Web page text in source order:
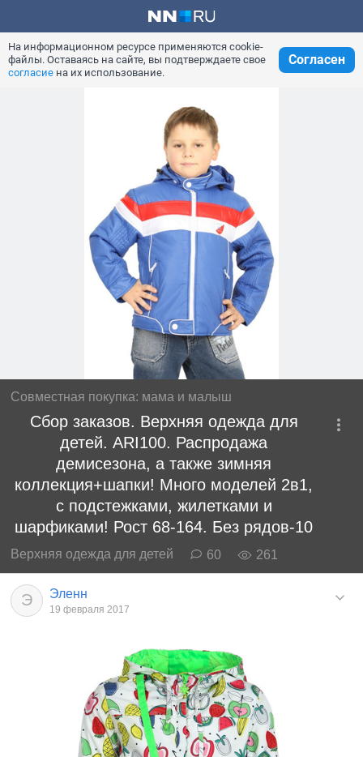
На информационном ресурсе применяются cookie-
файлы. Оставаясь на сайте, вы подтверждаете свое
согласие на их использование.
Согласен
Совместная покупка: мама и малыш
Сбор заказов. Верхняя одежда для
детей. ARI100. Распродажа
демисезона, а также зимняя
коллекция+шапки! Много моделей 2в1,
с подстежками, жилетками и
шарфиками! Рост 68-164. Без рядов-10
Верхняя одежда для детей 60 261
Э Эленн
19 февраля 2017